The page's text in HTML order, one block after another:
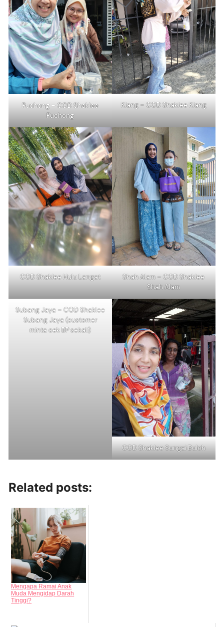
Puchong – COD Shaklee
Puchong
Klang – COD Shaklee Klang
COD Shaklee Hulu Langat
Shah Alam – COD Shaklee
Shah Alam
Subang Jaya – COD Shaklee
Subang Jaya (customer
minta cek BP sekali)
COD Shaklee Sungai Buloh
Related posts:
Mengapa Ramai Anak
Muda Mengidap Darah
Tinggi?